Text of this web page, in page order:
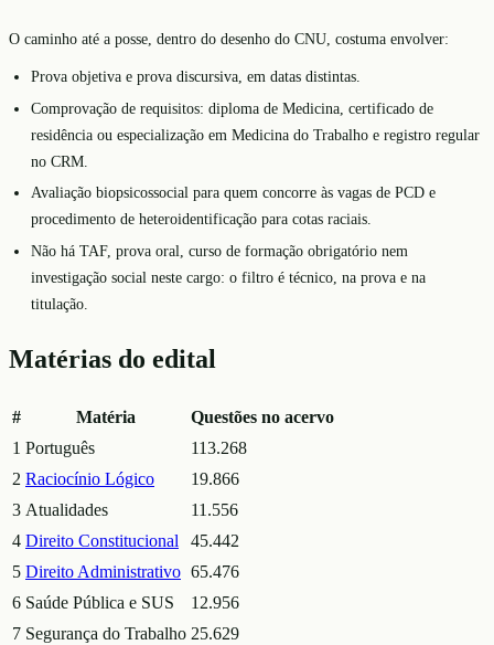
O caminho até a posse, dentro do desenho do CNU, costuma envolver:
Prova objetiva e prova discursiva, em datas distintas.
Comprovação de requisitos: diploma de Medicina, certificado de
residência ou especialização em Medicina do Trabalho e registro regular
no CRM.
Avaliação biopsicossocial para quem concorre às vagas de PCD e
procedimento de heteroidentificação para cotas raciais.
Não há TAF, prova oral, curso de formação obrigatório nem
investigação social neste cargo: o filtro é técnico, na prova e na
titulação.
Matérias do edital
# Matéria
Questões no acervo
1 Português
113.268
2 Raciocínio Lógico
19.866
3 Atualidades
11.556
4 Direito Constitucional
45.442
5 Direito Administrativo 65.476
6 Saúde Pública e SUS
12.956
7 Segurança do Trabalho 25.629